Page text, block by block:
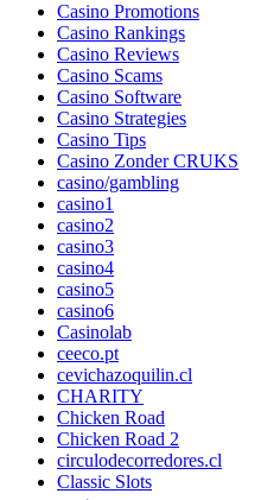
Casino Promotions
Casino Rankings
Casino Reviews
Casino Scams
Casino Software
Casino Strategies
Casino Tips
Casino Zonder CRUKS
casino/gambling
casino1
casino2
casino3
casino4
casino5
casino6
Casinolab
ceeco.pt
cevichazoquilin.cl
CHARITY
Chicken Road
Chicken Road 2
circulodecorredores.cl
Classic Slots